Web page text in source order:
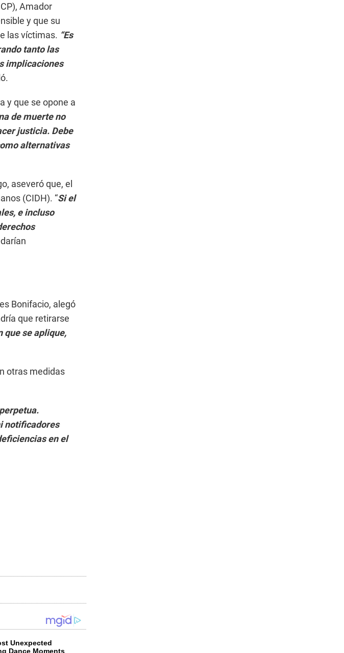
Amador
y que su
las víctimas. “Es
tanto las
implicaciones
y que se opone a
de muerte no
justicia. Debe
alternativas
aseveró que, el
(CIDH). “Si el
e incluso
Bonifacio, alegó
que retirarse
que se aplique,
otras medidas
notificadores
en el